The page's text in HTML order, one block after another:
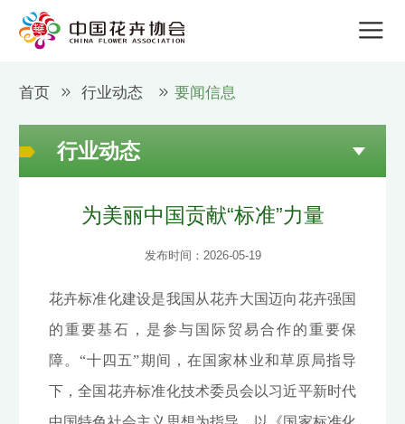
首页 行业动态 要闻信息
行业动态
为美丽中国贡献“标准”力量
发布时间：2026-05-19
花卉标准化建设是我国从花卉大国迈向花卉强国
的重要基石，是参与国际贸易合作的重要保
障。“十四五”期间，在国家林业和草原局指导
下，全国花卉标准化技术委员会以习近平新时代